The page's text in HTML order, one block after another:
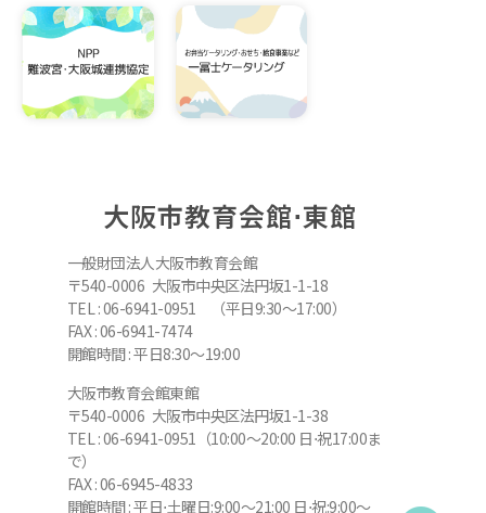
大阪市教育会館⋅東館
一般財団法人大阪市教育会館
〒540-0006 大阪市中央区法円坂1-1-18
TEL : 06-6941-0951 （平日9:30～17:00）
FAX : 06-6941-7474
開館時間 : 平日8:30～19:00
大阪市教育会館東館
〒540-0006 大阪市中央区法円坂1-1-38
TEL : 06-6941-0951（10:00～20:00 日⋅祝17:00ま
で）
FAX : 06-6945-4833
開館時間 : 平日⋅土曜日:9:00～21:00 日⋅祝:9:00～